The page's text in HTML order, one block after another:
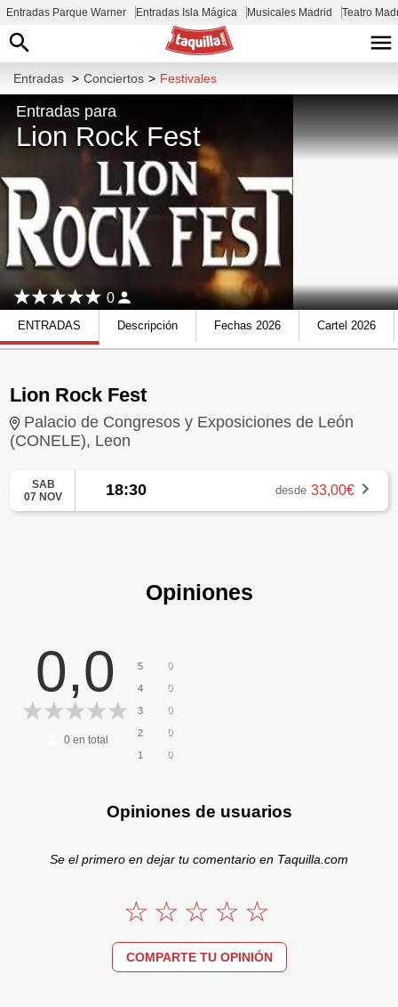
Entradas Parque Warner Entradas Isla Mágica Musicales Madrid Teatro
Entradas > Conciertos > Festivales
Entradas para
Lion Rock Fest
0
ENTRADAS Descripción Fechas 2026 Cartel 2026
Lion Rock Fest
Palacio de Congresos y Exposiciones de León
(CONELE), Leon
SAB
07 NOV
18:30 desde 33,00€
Opiniones
0,0
0en total
5 0
4 0
3 0
2 0
1 0
Opiniones de usuarios
Se el primero en dejar tu comentario en Taquilla.com
COMPARTE TU OPINIÓN